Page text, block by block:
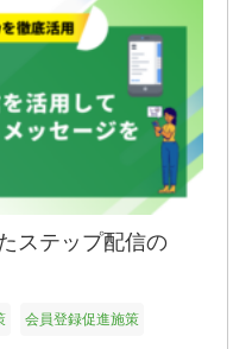
ステップ配信の
会員登録促進施策